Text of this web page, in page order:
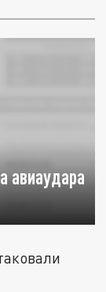
авиаудара